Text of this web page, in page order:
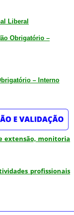
Liberal
Obrigatório –
– Interno
extensão, monitoria
profissionais